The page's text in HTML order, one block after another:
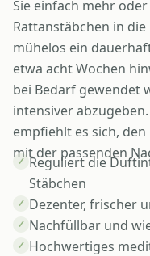
Sie einfach mehr
Rattanstäbchen in die
mühelos ein
etwa acht Wochen
bei Bedarf gewendet
intensiver
empfiehlt es sich,
mit der passenden
✓ Reguliert die
Stäbchen
✓ Dezenter, frischer
✓ Nachfüllbar und
✓ Hochwertiges